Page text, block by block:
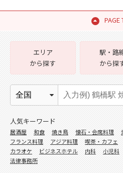
PAGE
エリア
から探す
駅・路
から探
人気キーワード
居酒屋 和食 焼き鳥 懐石・会席料理
フランス料理
アジア料理 喫茶・カフェ
カラオケ
ビジネスホテル 内科 小児科
法律事務所